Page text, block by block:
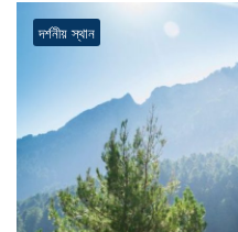
দর্শনীয় স্থান